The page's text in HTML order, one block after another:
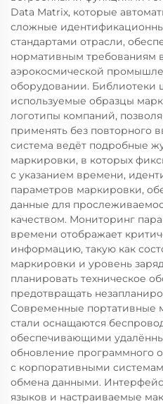
Data Matrix, которые
сложные
стандартами отрасли,
нормативным требованиям
аэрокосмической
оборудовании. Библиотеки
используемые образцы
логотипы компаний,
применять без повторного
система ведёт подробные
маркировки, в которых
с указанием времени,
параметров маркировки,
данные для
качеством. Мониторинг
времени отображает
информацию, такую как
маркировки и уровень
планировать техническое
предотвращать
Современные портативные
стали оснащаются
обеспечивающими
обновление программного
с корпоративными
обмена данными.
языков и настраиваемые